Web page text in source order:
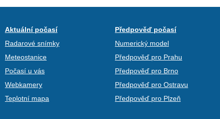
Aktuální počasí
Radarové snímky
Meteostanice
Počasí u vás
Webkamery
Teplotní mapa
Předpověď počasí
Numerický model
Předpověď pro Prahu
Předpověď pro Brno
Předpověď pro Ostravu
Předpověď pro Plzeň